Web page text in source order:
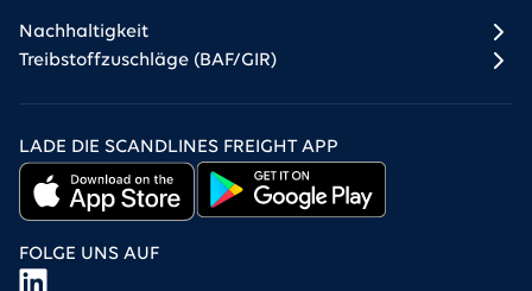
Nachhaltigkeit
Treibstoffzuschläge (BAF/GIR)
LADE DIE SCANDLINES FREIGHT APP
FOLGE UNS AUF